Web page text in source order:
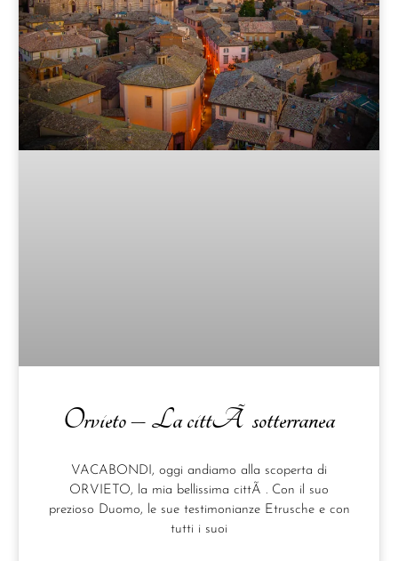
Orvieto – La cittÃ sotterranea
VACABONDI, oggi andiamo alla scoperta di
ORVIETO, la mia bellissima cittÃ . Con il suo
prezioso Duomo, le sue testimonianze Etrusche e con
tutti i suoi